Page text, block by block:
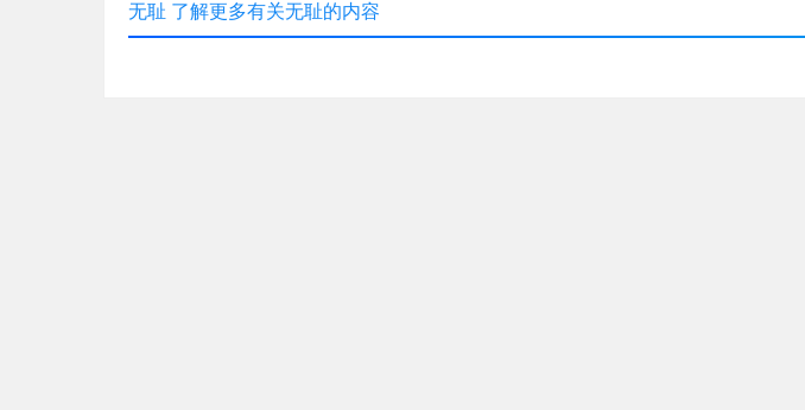
无耻 了解更多有关无耻的内容